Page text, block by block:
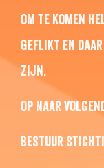
om te komen
geflikt en daar
zijn.
Op naar
Bestuur